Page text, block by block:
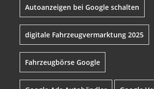
Autoanzeigen bei Google schalten
digitale Fahrzeugvermarktung 2025
Fahrzeugbörse Google